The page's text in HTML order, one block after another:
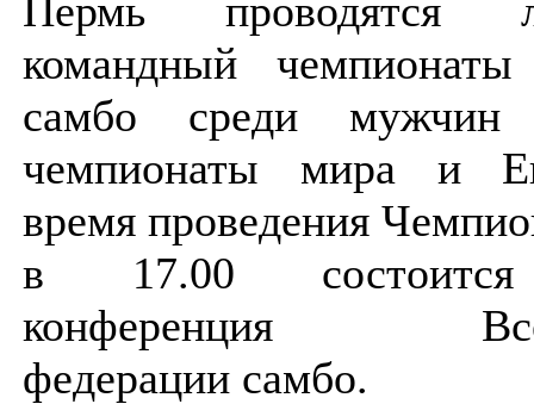
Пермь проводятся
командный
самбо среди
чемпионаты мира и
время проведения
в 17.00 состоится
конференция
федерации самбо.